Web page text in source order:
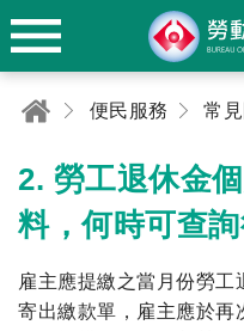
便民服務 常
2. 勞工退休金
料，何時可查詢
雇主應提繳之當月份勞
寄出繳款單，雇主應於再